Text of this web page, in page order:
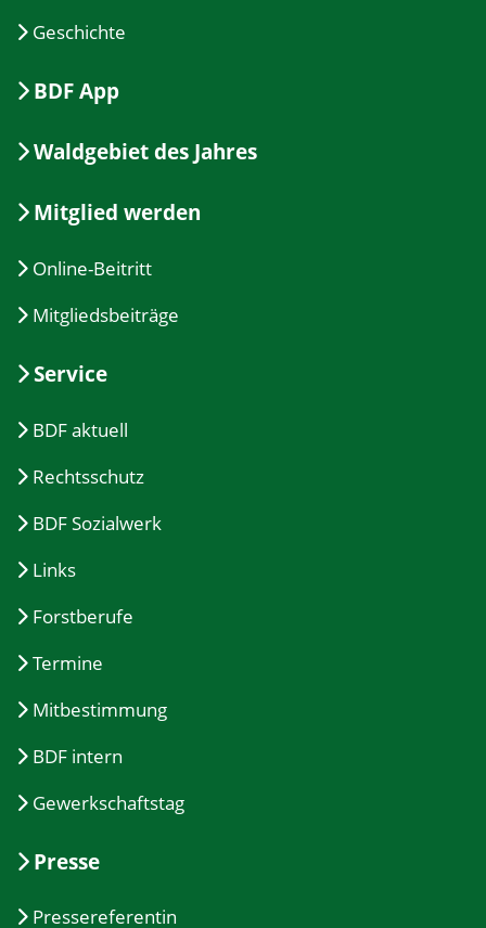
Geschichte
BDF App
Waldgebiet des Jahres
Mitglied werden
Online-Beitritt
Mitgliedsbeiträge
Service
BDF aktuell
Rechtsschutz
BDF Sozialwerk
Links
Forstberufe
Termine
Mitbestimmung
BDF intern
Gewerkschaftstag
Presse
Pressereferentin